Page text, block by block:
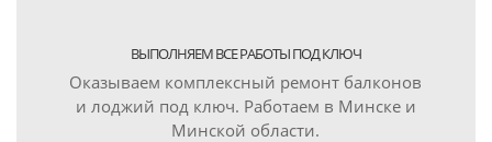
ВЫПОЛНЯЕМ ВСЕ РАБОТЫ ПОД КЛЮЧ
Оказываем комплексный ремонт балконов
и лоджий под ключ. Работаем в Минске и
Минской области.